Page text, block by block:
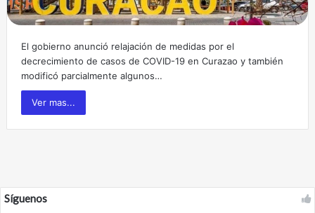
El gobierno anunció relajación de medidas por el
decrecimiento de casos de COVID-19 en Curazao y también
modificó parcialmente algunos…
Ver mas...
Síguenos